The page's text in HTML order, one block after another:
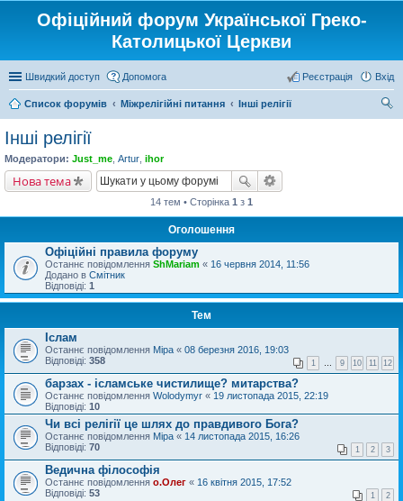
Офіційний форум Української Греко-
Католицької Церкви
Швидкий доступ Допомога Вхід
Реєстрація
Список форумів Міжрелігійні питання
Інші релігії
Інші релігії
Модератори: Just_me Artur ihor
Нова тема
14 тем • Сторінка 1 з 1
Оголошення
Офіційні правила форуму
Останнє повідомлення ShMariam « 16 червня 2014, 11:56
Додано в Смітник
Відповіді: 1
Тем
Іслам
Останнє повідомлення Міра « 08 березня 2016, 19:03
Відповіді: 358 1 9 10 11 12
барзах - ісламське чистилище? митарства?
Останнє повідомлення Wolodymyr « 19 листопада 2015, 22:19
Відповіді: 10
Чи всі релігії це шлях до правдивого Бога?
Останнє повідомлення Міра « 14 листопада 2015, 16:26
Відповіді: 70 1 2 3
Ведична філософія
Останнє повідомлення о.Олег « 16 квітня 2015, 17:52
Відповіді: 53 1 2